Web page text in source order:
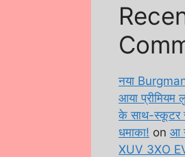
नया
आया प्रीमियम
के साथ-स्कूटर
धमाका! on आ
XUV 3XO